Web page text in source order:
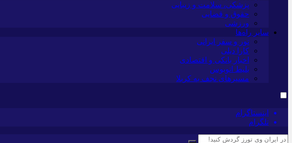
پزشکی، سلامت و زیبایی
حقوق و قضایی
ورزشی
سایر راه‌ها
تور و سفر ایرانی
کارا دیلی
اخبار بانکی و اقتصادی
بلیط اتوبوس
مسیرهای نجف به کربلا
اینستاگرام
تلگرام